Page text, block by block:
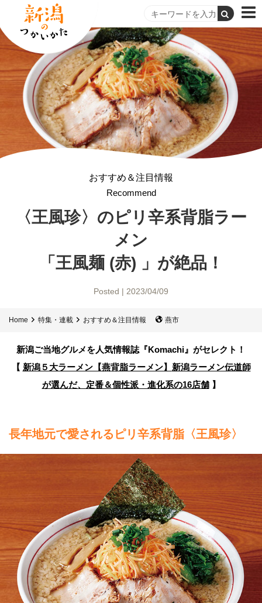
おすすめ＆注目情報
Recommend
〈王風珍〉のピリ辛系背脂ラー
メン
「王風麺 (赤) 」が絶品！
Posted | 2023/04/09
Home 特集・連載 おすすめ＆注目情報 燕市
新潟ご当地グルメを人気情報誌 『Komachi』がセレクト！
【 新潟５大ラーメン【燕背脂ラーメン】 新潟ラーメン伝道師
が選んだ、定番＆個性派・進化系の16店舗】
長年地元で愛されるピリ辛系背脂〈王風珍〉